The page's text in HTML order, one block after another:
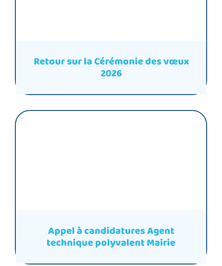
Retour sur la Cérémonie des vœux
2026
Appel à candidatures Agent
technique polyvalent Mairie